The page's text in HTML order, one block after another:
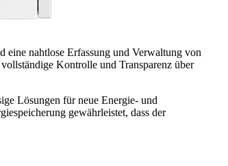
eine nahtlose Erfassung und Verwaltung von
Kontrolle und Transparenz über
Lösungen für neue Energie- und
gewährleistet, dass der